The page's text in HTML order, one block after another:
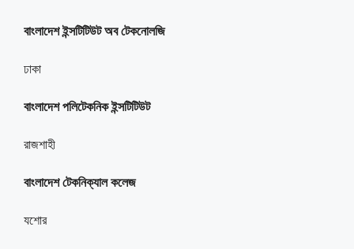
বাংলাদেশ ইন্সটিটিউট অব টেকনোলজি
ঢাকা
বাংলাদেশ পলিটেকনিক ইন্সটিটিউট
রাজশাহী
বাংলাদেশ টেকনিক্যাল কলেজ
যশোর